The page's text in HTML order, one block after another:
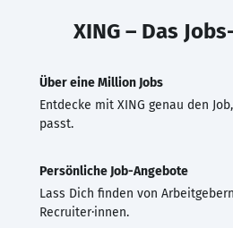
XING – Das
Über eine Million Jobs
Entdecke mit XING genau den
passt.
Persönliche Job-Angebote
Lass Dich finden von
Recruiter·innen.